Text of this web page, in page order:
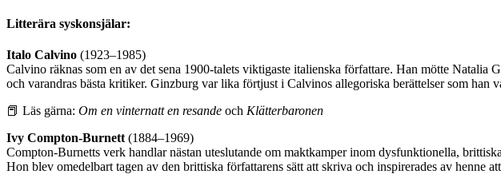
Litterära syskonsjälar:
Italo Calvino (1923–1985)
Calvino räknas som en av det sena 1900-talets viktigaste italienska författare. Han mötte
och varandras bästa kritiker. Ginzburg var lika förtjust i Calvinos allegoriska berättelser som han
📕 Läs gärna: Om en vinternatt en resande och Klätterbaronen
Ivy Compton-Burnett (1884–1969)
Compton-Burnetts verk handlar nästan uteslutande om maktkamper inom dysfunktionella,
Hon blev omedelbart tagen av den brittiska författarens sätt att skriva och inspirerades av henne